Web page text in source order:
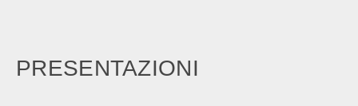
PRESENTAZIONI